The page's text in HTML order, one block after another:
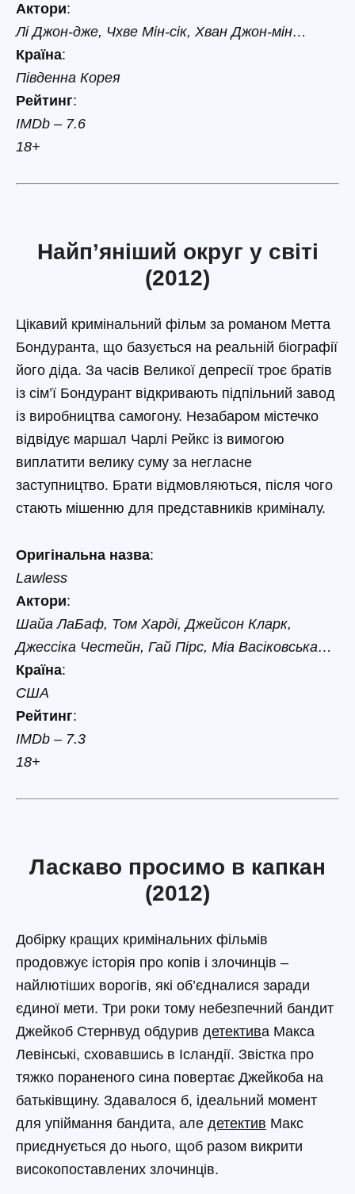
Актори:
Лі Джон-дже, Чхве Мін-сік, Хван Джон-мін…
Країна:
Південна Корея
Рейтинг:
IMDb – 7.6
18+
Найп’яніший округ у світі
(2012)
Цікавий кримінальний фільм за романом Метта
Бондуранта, що базується на реальній біографії
його діда. За часів Великої депресії троє братів
із сім’ї Бондурант відкривають підпільний завод
із виробництва самогону. Незабаром містечко
відвідує маршал Чарлі Рейкс із вимогою
виплатити велику суму за негласне
заступництво. Брати відмовляються, після чого
стають мішенню для представників криміналу.
Оригінальна назва:
Lawless
Актори:
Шайа ЛаБаф, Том Харді, Джейсон Кларк,
Джессіка Честейн, Гай Пірс, Міа Васіковська…
Країна:
США
Рейтинг:
IMDb – 7.3
18+
Ласкаво просимо в капкан
(2012)
Добірку кращих кримінальних фільмів
продовжує історія про копів і злочинців –
найлютіших ворогів, які об’єдналися заради
єдиної мети. Три роки тому небезпечний бандит
Джейкоб Стернвуд обдурив детектива Макса
Левінські, сховавшись в Ісландії. Звістка про
тяжко пораненого сина повертає Джейкоба на
батьківщину. Здавалося б, ідеальний момент
для упіймання бандита, але детектив Макс
приєднується до нього, щоб разом викрити
високопоставлених злочинців.